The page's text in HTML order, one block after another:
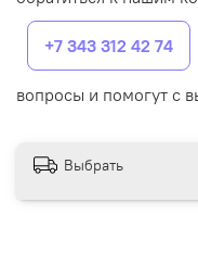
+7 343 312 42 74
вопросы и помогут с
Выбрать